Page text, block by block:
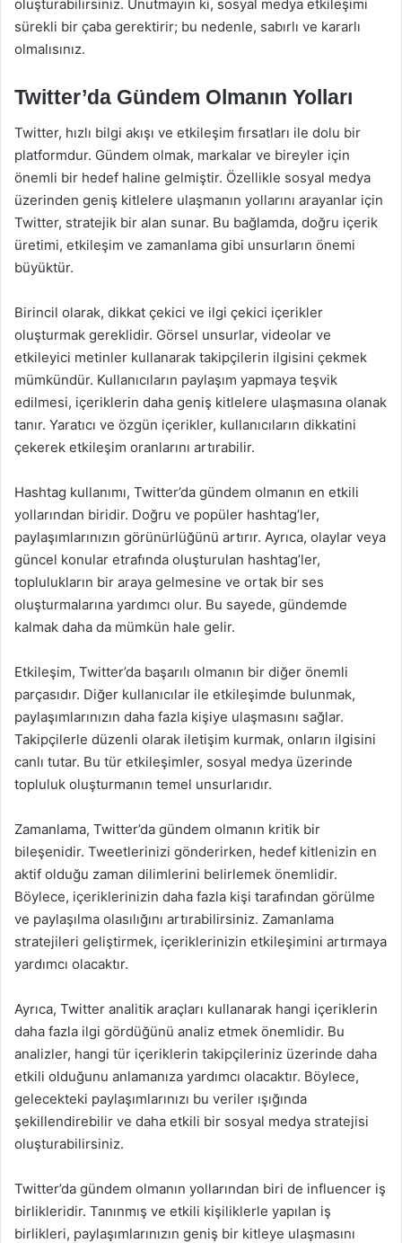
oluşturabilirsiniz. Unutmayın ki, sosyal medya etkileşimi
sürekli bir çaba gerektirir; bu nedenle, sabırlı ve kararlı
olmalısınız.
Twitter’da Gündem Olmanın Yolları
Twitter, hızlı bilgi akışı ve etkileşim fırsatları ile dolu bir
platformdur. Gündem olmak, markalar ve bireyler için
önemli bir hedef haline gelmiştir. Özellikle sosyal medya
üzerinden geniş kitlelere ulaşmanın yollarını arayanlar için
Twitter, stratejik bir alan sunar. Bu bağlamda, doğru içerik
üretimi, etkileşim ve zamanlama gibi unsurların önemi
büyüktür.
Birincil olarak, dikkat çekici ve ilgi çekici içerikler
oluşturmak gereklidir. Görsel unsurlar, videolar ve
etkileyici metinler kullanarak takipçilerin ilgisini çekmek
mümkündür. Kullanıcıların paylaşım yapmaya teşvik
edilmesi, içeriklerin daha geniş kitlelere ulaşmasına olanak
tanır. Yaratıcı ve özgün içerikler, kullanıcıların dikkatini
çekerek etkileşim oranlarını artırabilir.
Hashtag kullanımı, Twitter’da gündem olmanın en etkili
yollarından biridir. Doğru ve popüler hashtag’ler,
paylaşımlarınızın görünürlüğünü artırır. Ayrıca, olaylar veya
güncel konular etrafında oluşturulan hashtag’ler,
toplulukların bir araya gelmesine ve ortak bir ses
oluşturmalarına yardımcı olur. Bu sayede, gündemde
kalmak daha da mümkün hale gelir.
Etkileşim, Twitter’da başarılı olmanın bir diğer önemli
parçasıdır. Diğer kullanıcılar ile etkileşimde bulunmak,
paylaşımlarınızın daha fazla kişiye ulaşmasını sağlar.
Takipçilerle düzenli olarak iletişim kurmak, onların ilgisini
canlı tutar. Bu tür etkileşimler, sosyal medya üzerinde
topluluk oluşturmanın temel unsurlarıdır.
Zamanlama, Twitter’da gündem olmanın kritik bir
bileşenidir. Tweetlerinizi gönderirken, hedef kitlenizin en
aktif olduğu zaman dilimlerini belirlemek önemlidir.
Böylece, içeriklerinizin daha fazla kişi tarafından görülme
ve paylaşılma olasılığını artırabilirsiniz. Zamanlama
stratejileri geliştirmek, içeriklerinizin etkileşimini artırmaya
yardımcı olacaktır.
Ayrıca, Twitter analitik araçları kullanarak hangi içeriklerin
daha fazla ilgi gördüğünü analiz etmek önemlidir. Bu
analizler, hangi tür içeriklerin takipçileriniz üzerinde daha
etkili olduğunu anlamanıza yardımcı olacaktır. Böylece,
gelecekteki paylaşımlarınızı bu veriler ışığında
şekillendirebilir ve daha etkili bir sosyal medya stratejisi
oluşturabilirsiniz.
Twitter’da gündem olmanın yollarından biri de influencer iş
birlikleridir. Tanınmış ve etkili kişiliklerle yapılan iş
birlikleri, paylaşımlarınızın geniş bir kitleye ulaşmasını